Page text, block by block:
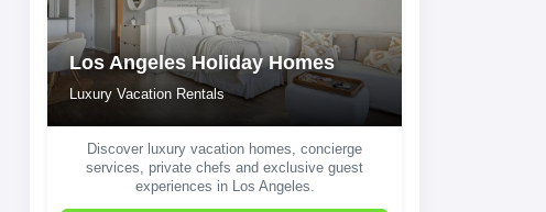
Los Angeles Holiday Homes
Luxury Vacation Rentals
Discover luxury vacation homes, concierge
services, private chefs and exclusive guest
experiences in Los Angeles.